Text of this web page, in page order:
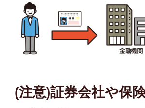
(注意)証券会社や保